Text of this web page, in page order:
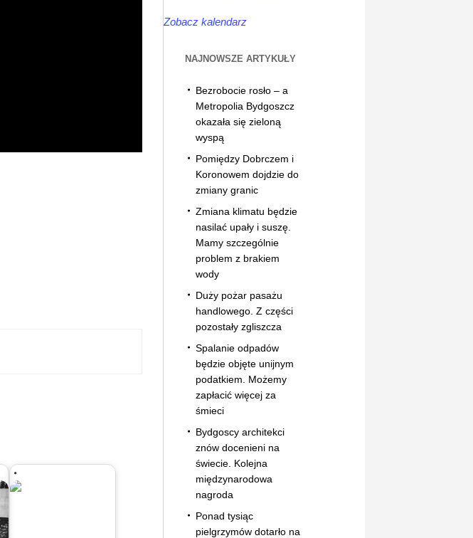
Zobacz kalendarz
NAJNOWSZE ARTYKUŁY
Bezrobocie rosło – a
Metropolia Bydgoszcz
okazała się zieloną
wyspą
Pomiędzy Dobrczem i
Koronowem dojdzie do
zmiany granic
Zmiana klimatu będzie
nasilać upały i suszę.
Mamy szczególnie
problem z brakiem
wody
Duży pożar pasażu
handlowego. Z części
pozostały zgliszcza
Spalanie odpadów
będzie objęte unijnym
podatkiem. Możemy
zapłacić więcej za
śmieci
Bydgoscy architekci
znów docenieni na
świecie. Kolejna
międzynarodowa
nagroda
Ponad tysiąc
pielgrzymów dotarło na